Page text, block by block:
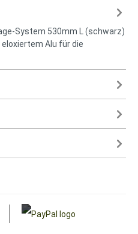
System 530mm L (schwarz)
Alu für die